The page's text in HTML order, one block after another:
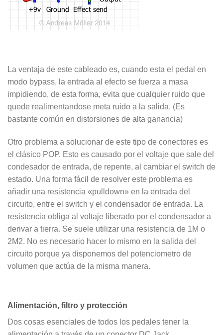
La ventaja de este cableado es, cuando esta el pedal en
modo bypass, la entrada al efecto se fuerza a masa
impidiendo, de esta forma, evita que cualquier ruido que
quede realimentandose meta ruido a la salida. (Es
bastante común en distorsiones de alta ganancia)
Otro problema a solucionar de este tipo de conectores es
el clásico POP. Esto es causado por el voltaje que sale del
condesador de entrada, de repente, al cambiar el switch de
estado. Una forma fácil de resolver este problema es
añadir una resistencia «pulldown» en la entrada del
circuito, entre el switch y el condensador de entrada. La
resistencia obliga al voltaje liberado por el condensador a
derivar a tierra. Se suele utilizar una resistencia de 1M o
2M2. No es necesario hacer lo mismo en la salida del
circuito porque ya disponemos del potenciometro de
volumen que actúa de la misma manera.
Alimentación, filtro y protección
Dos cosas esenciales de todos los pedales tener la